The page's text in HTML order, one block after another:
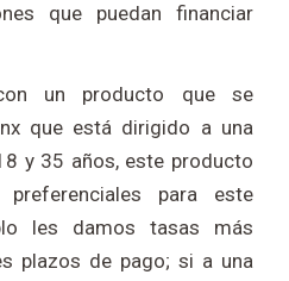
que puedan financiar
un producto que se
que está dirigido a una
y 35 años, este producto
preferenciales para este
les damos tasas más
plazos de pago; si a una